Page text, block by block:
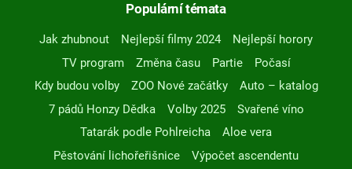
Populární témata
Jak zhubnout Nejlepší filmy 2024
Nejlepší horory
TV program
Změna času Partie
Počasí
Kdy budou volby
ZOO Nové začátky
Auto – katalog
7 pádů Honzy Dědka
Volby 2025
Svařené víno
Tatarák podle Pohlreicha
Aloe vera
Pěstování lichořeřišnice
Výpočet ascendentu